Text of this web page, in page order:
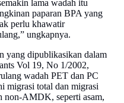
lama wadah itu
paparan BPA yang
perlu khawatir
ungkapnya.
yang dipublikasikan dalam
Vol 19, No 1/2002,
wadah PET dan PC
migrasi total dan migrasi
non-AMDK, seperti asam,